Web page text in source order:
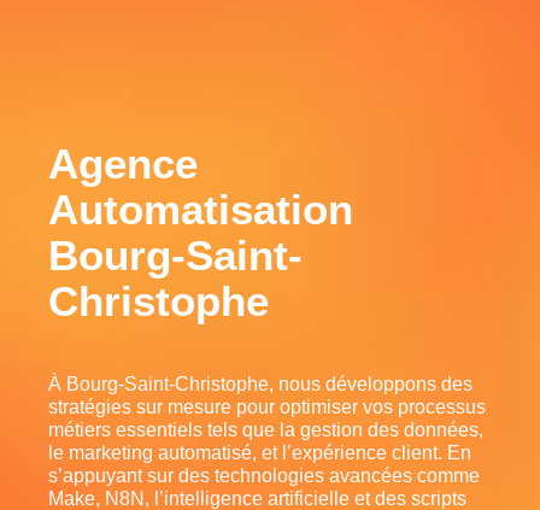
Agence
Automatisation
Bourg-Saint-
Christophe
À Bourg-Saint-Christophe, nous développons des
stratégies sur mesure pour optimiser vos processus
métiers essentiels tels que la gestion des données,
le marketing automatisé, et l’expérience client. En
s’appuyant sur des technologies avancées comme
Make, N8N, l’intelligence artificielle et des scripts